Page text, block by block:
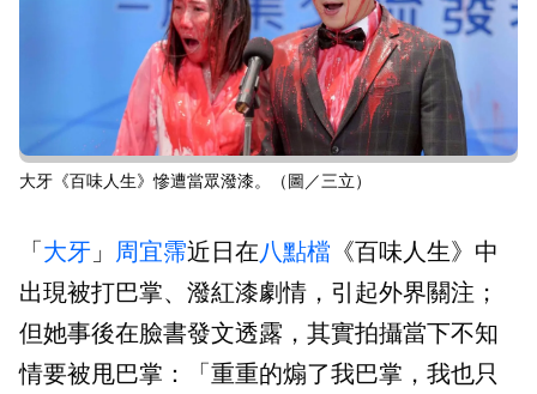
大牙《百味人生》慘遭當眾潑漆。（圖／三立）
「 大牙 」 周宜霈近日在八點檔 《百味人生》中
出現被打巴掌、潑紅漆劇情，引起外界關注；
但她事後在臉書發文透露，其實拍攝當下不知
情要被甩巴掌：「重重的煽了我巴掌，我也只